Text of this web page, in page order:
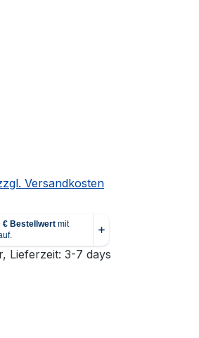
Versandkosten
Lieferzeit: 3-7 days